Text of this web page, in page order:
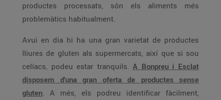
productes processats, són els aliments més
problemàtics habitualment.
Avui en dia hi ha una gran varietat de productes
lliures de gluten als supermercats, així que si sou
celíacs, podeu estar tranquils. A Bonpreu i Esclat
disposem d'una gran oferta de productes sense
gluten. A més, els podreu identificar fàcilment,